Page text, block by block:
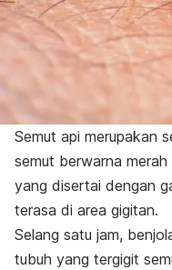
Semut api merupakan
semut berwarna
yang disertai dengan
terasa di area gigitan.
Selang satu jam,
tubuh yang tergigit